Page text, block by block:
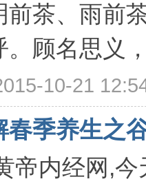
前茶、雨前
顾名思义
10-21
春季养生之
帝内经网,